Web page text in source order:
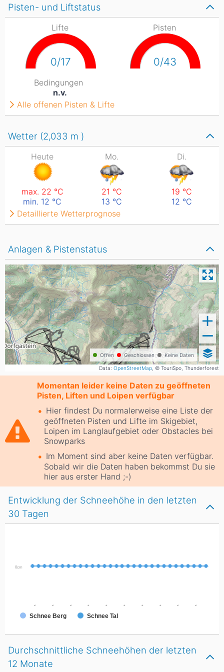
Pisten- und Liftstatus
Lifte
0/17
Pisten
0/43
Bedingungen
n.v.
Alle offenen Pisten & Lifte
Wetter (2,033 m )
Heute
max. 22 °C
min. 12 °C
Mo.
21 °C
13 °C
Di.
19 °C
12 °C
Detaillierte Wetterprognose
Anlagen & Pistenstatus
Offen Geschlossen Keine Daten
Data: OpenStreetMap , © TouriSpo, Thunderforest
Momentan leider keine Daten zu geöffneten
Pisten, Liften und Loipen verfügbar
Hier findest Du normalerweise eine Liste der
geöffneten Pisten und Lifte im Skigebiet,
Loipen im Langlaufgebiet oder Obstacles bei
Snowparks
Im Moment sind aber keine Daten verfügbar.
Sobald wir die Daten haben bekommst Du sie
hier aus erster Hand ;-)
Entwicklung der Schneehöhe in den letzten
30 Tagen
Schnee Berg Schnee Tal
0cm
- - - - - - - - - -
Durchschnittliche Schneehöhen der letzten
12 Monate